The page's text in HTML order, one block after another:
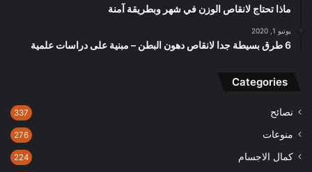
ماذا تحتاج لانقاص الوزن في شهر وبطريقة آمنة
يونيو 1, 2020
6 طرق بسيطة جدا لانقاص دهون البطن – مبنية على دراسات علمية
Categories
نصائح 337
منوعات 276
كمال الاجسام 224